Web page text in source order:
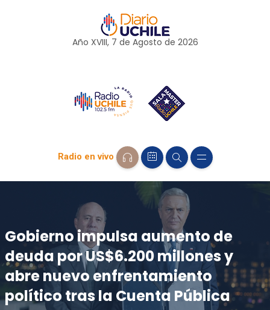
Año XVIII, 7 de Agosto de 2026
Radio en vivo
Gobierno impulsa aumento de
deuda por US$6.200 millones y
abre nuevo enfrentamiento
político tras la Cuenta Pública